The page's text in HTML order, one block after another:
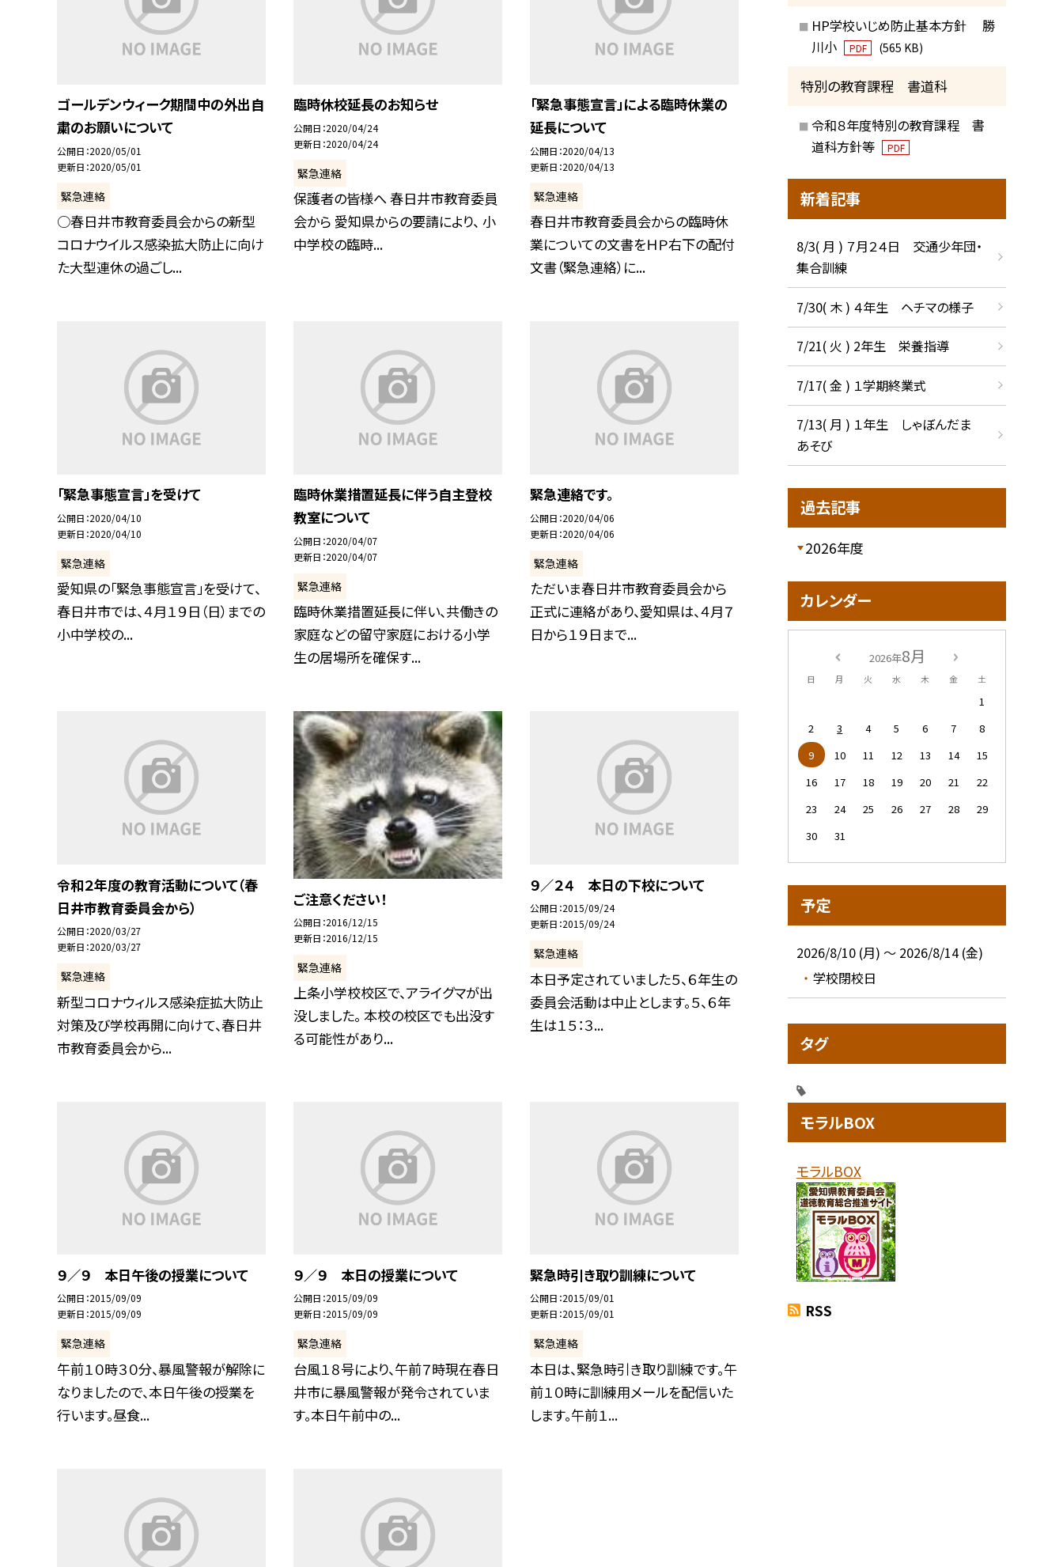
ゴールデンウィーク期間中の外出自
粛のお願いについて
公開日 2020/05/01
更新日 2020/05/01
緊急連絡
○春日井市教育委員会からの新型
コロナウイルス感染拡大防止に向け
た大型連休の過ごし...
臨時休校延長のお知らせ
公開日 2020/04/24
更新日 2020/04/24
緊急連絡
保護者の皆様へ 春日井市教育委員
会から 愛知県からの要請により、 小
中学校の臨時...
「緊急事態宣言」による臨時休業の
延長について
公開日 2020/04/13
更新日 2020/04/13
緊急連絡
春日井市教育委員会からの臨時休
業についての文書をＨＰ右下の配付
文書（緊急連絡）に...
「緊急事態宣言」を受けて
公開日 2020/04/10
更新日 2020/04/10
緊急連絡
愛知県の「緊急事態宣言」を受けて、
春日井市では、４月１９日（日）までの
小中学校の...
臨時休業措置延長に伴う自主登校
教室について
公開日 2020/04/07
更新日 2020/04/07
緊急連絡
臨時休業措置延長に伴い、共働きの
家庭などの留守家庭における小学
生の居場所を確保す...
緊急連絡です。
公開日 2020/04/06
更新日 2020/04/06
緊急連絡
ただいま春日井市教育委員会から
正式に連絡があり、愛知県は、４月７
日から１９日まで...
令和２年度の教育活動について（春
日井市教育委員会から）
公開日 2020/03/27
更新日 2020/03/27
緊急連絡
新型コロナウィルス感染症拡大防止
対策及び学校再開に向けて、春日井
市教育委員会から...
ご注意ください！
公開日 2016/12/15
更新日 2016/12/15
緊急連絡
上条小学校校区で、アライグマが出
没しました。 本校の校区でも出没す
る可能性があり...
９／２４ 本日の下校について
公開日 2015/09/24
更新日 2015/09/24
緊急連絡
本日予定されていました５、６年生の
委員会活動は中止とします。５、６年
生は１５：３...
９／９ 本日午後の授業について
公開日 2015/09/09
更新日 2015/09/09
緊急連絡
午前１０時３０分、暴風警報が解除に
なりましたので、本日午後の授業を
行います。昼食...
９／９ 本日の授業について
公開日 2015/09/09
更新日 2015/09/09
緊急連絡
台風１８号により、午前７時現在春日
井市に暴風警報が発令されていま
す。本日午前中の...
緊急時引き取り訓練について
公開日 2015/09/01
更新日 2015/09/01
緊急連絡
本日は、緊急時引き取り訓練です。午
前１０時に訓練用メールを配信いた
します。午前１...
HP学校いじめ防止基本方針 勝
川小
PDF (565 KB)
特別の教育課程 書道科
令和８年度特別の教育課程 書
道科方針等
PDF
新着記事
8/3( 月 ) ７月２４日 交通少年団・
集合訓練
7/30( 木 ) ４年生 ヘチマの様子
7/21( 火 ) 2年生 栄養指導
7/17( 金 ) １学期終業式
7/13( 月 ) １年生 しゃぼんだま
あそび
過去記事
2026年度
カレンダー
2026年8月
日 月 火 水 木 金 土
1
2
3 4 5 6 7
8
9
10 11 12 13 14
15
16
17 18 19 20 21
22
23
24 25 26 27 28
29
30
31
予定
2026/8/10 (月) ～ 2026/8/14 (金)
学校閉校日
タグ
モラルBOX
モラルBOX
RSS